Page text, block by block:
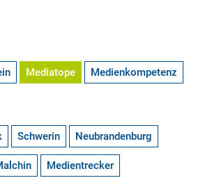
Mediatope Medienkompetenz
Schwerin Neubrandenburg
Medientrecker